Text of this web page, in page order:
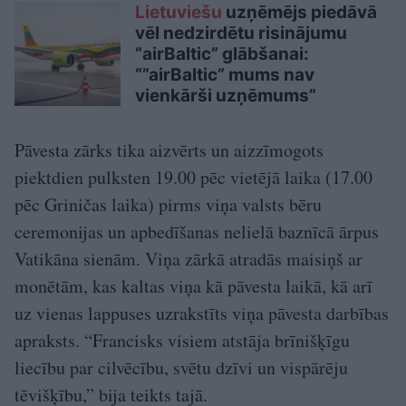
Lietuviešu uzņēmējs piedāvā
vēl nedzirdētu risinājumu
“airBaltic” glābšanai:
“”airBaltic” mums nav
vienkārši uzņēmums”
Pāvesta zārks tika aizvērts un aizzīmogots
piektdien pulksten 19.00 pēc vietējā laika (17.00
pēc Griničas laika) pirms viņa valsts bēru
ceremonijas un apbedīšanas nelielā baznīcā ārpus
Vatikāna sienām. Viņa zārkā atradās maisiņš ar
monētām, kas kaltas viņa kā pāvesta laikā, kā arī
uz vienas lappuses uzrakstīts viņa pāvesta darbības
apraksts. “Francisks visiem atstāja brīnišķīgu
liecību par cilvēcību, svētu dzīvi un vispārēju
tēvišķību,” bija teikts tajā.